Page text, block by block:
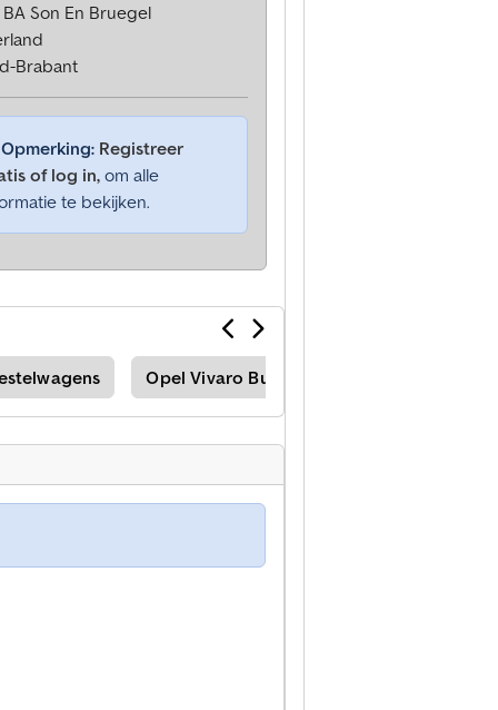
Son En Bruegel
Brabant
Registreer
of log in,om alle
te bekijken.
Opel Vivaro Bussen